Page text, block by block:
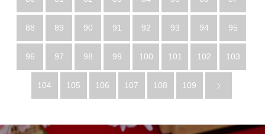
88 89 90 91 92 93 94 95
96 97 98 99 100 101 102 103
104 105 106 107 108 109